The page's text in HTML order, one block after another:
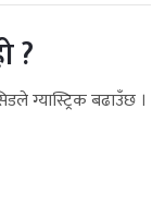
?
ग्यास्ट्रिक बढाउँछ ।